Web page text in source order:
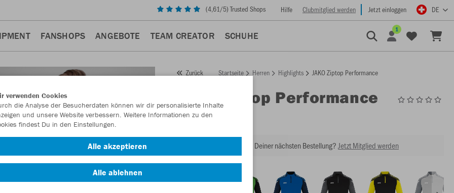
(4,61/5) Trusted Shops Hilfe Clubmitglied werden Jetzt einloggen DE
FANSHOPS ANGEBOTE TEAM CREATOR SCHUHE
1
Zurück Startseite Herren Highlights JAKO Ziptop Performance
Ziptop Performance
Artikelnummer:
Lust auf 30% Rabatt bei Deiner nächsten Bestellung? Jetzt Mitglied werden
verwenden Cookies
die Analyse der Besucherdaten können wir dir personalisierte Inhalte
und unsere Website verbessern. Weitere Informationen zu den
findest Du in den Einstellungen.
Alle akzeptieren
Alle ablehnen